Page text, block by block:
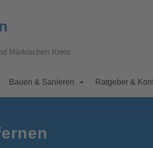
Märkischen Kreis
Bauen & Sanieren Ratgeber &